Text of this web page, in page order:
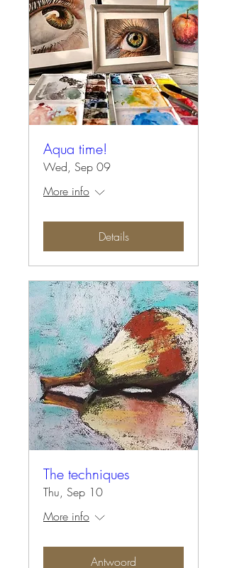
Aqua time!
Wed, Sep 09
More info
Details
The techniques
Thu, Sep 10
More info
Antwoord